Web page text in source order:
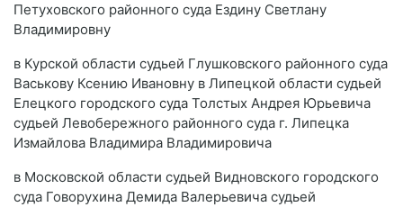
Петуховского районного суда Ездину Светлану
Владимировну
в Курской области судьей Глушковского районного суда
Васькову Ксению Ивановну в Липецкой области судьей
Елецкого городского суда Толстых Андрея Юрьевича
судьей Левобережного районного суда г. Липецка
Измайлова Владимира Владимировича
в Московской области судьей Видновского городского
суда Говорухина Демида Валерьевича судьей